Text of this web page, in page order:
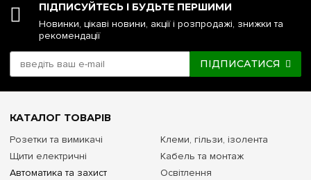
ПІДПИСУЙТЕСЬ І БУДЬТЕ ПЕРШИМИ
Новинки, цікаві новини, акції і розпродажі, знижки та
рекомендації
ПІДПИСАТИСЯ
КАТАЛОГ ТОВАРІВ
Розетки та вимикачі
Щити електричні
Автоматика та захист
Клеми, гільзи, ізолента
Кабель та монтаж
Освітлення